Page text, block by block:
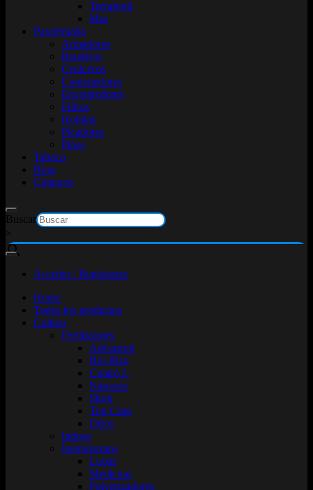
Terrafertil
Mas
Parafernalia
Armadores
Bandejas
Ceniceros
Contenedores
Encendedores
Filtros
Hojillas
Picadores
Pipas
Tabaco
Blog
Contacto
Buscar
×
Acceder / Registrarse
Home
Todos los productos
Cultivo
Fertilizantes
Advanced
Bio Bizz
Cuatro L
Namaste
Skog
Top Crop
Otros
Indoor
Instrumentos
Lupas
Medicion
Pulverizadores